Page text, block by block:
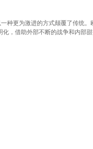
种更为激进的方式颠覆了传
，借助外部不断的战争和内